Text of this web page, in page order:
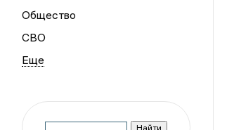
Общество
СВО